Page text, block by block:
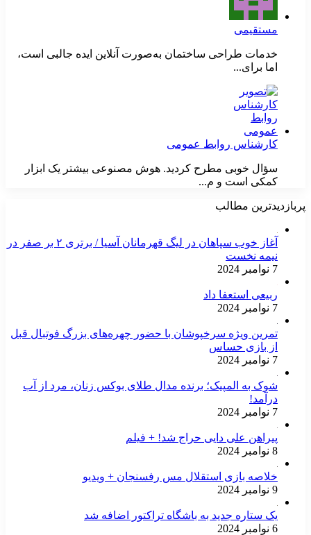
مستقیمی
خدمات طراحی ساختمان به‌صورت آنلاین ایده جالبی است،
اما برای...
کارشناس روابط عمومی
سؤال خوبی مطرح کردید. هوش مصنوعی بیشتر یک ابزار
کمکی است و م...
پربازدیدترین مطالب
آغاز خوب سپاهان در لیگ قهرمانان آسیا / برتری ۲ بر صفر در
نیمه نخست
7 نوامبر 2024
ربیعی استعفا داد
7 نوامبر 2024
تمرین ویژه سرخپوشان با حضور چهره‌های بزرگ فوتبال قبل
از بازی حساس
7 نوامبر 2024
شوک به المپیک؛ برنده مدال طلای بوکس زنان، مرد از آب
درآمد!
7 نوامبر 2024
پیراهن علی دایی حراج شد! + فیلم
8 نوامبر 2024
خلاصه بازی استقلال مس رفسنجان + ویدیو
9 نوامبر 2024
یک ستاره جدید به باشگاه تراکتور اضافه شد
6 نوامبر 2024